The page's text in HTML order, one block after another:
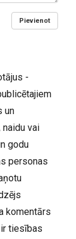
Pievienot
-
un
vai
godu
personas
komentārs
tiesības